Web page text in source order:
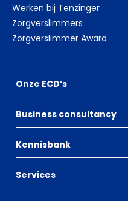
Werken bij Tenzinger
Zorgverslimmers
Zorgverslimmer Award
Onze ECD’s
Business consultancy
Kennisbank
Services